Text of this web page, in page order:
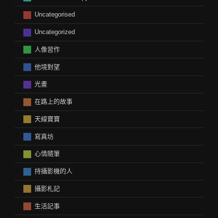
Uncategorised
Uncategorized
人像習作
他境對望
光畫
在路上的故事
天線寶寶
寫真坊
心情隨筆
持攝影機的人
攝影札記
生活記事